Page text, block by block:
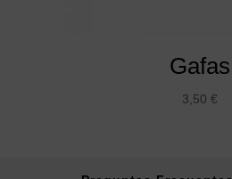
Gafas
3,50 €